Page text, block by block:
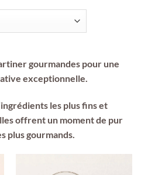
gourmandes pour une
exceptionnelle.
les plus fins et
offrent un moment de pur
plus gourmands.